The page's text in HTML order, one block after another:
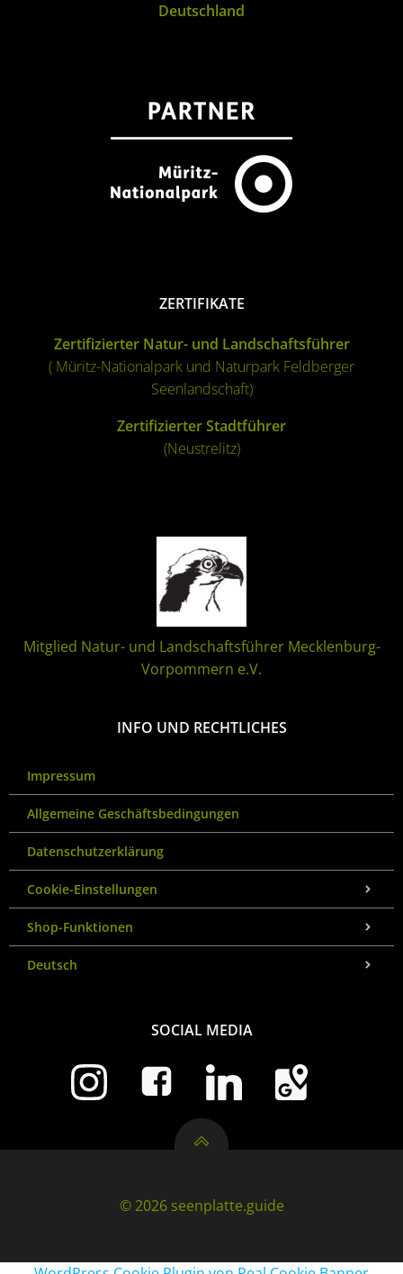
Deutschland
ZERTIFIKATE
Zertifizierter Natur- und Landschaftsführer
( Müritz-Nationalpark und Naturpark Feldberger
Seenlandschaft)
Zertifizierter Stadtführer
(Neustrelitz)
Mitglied Natur- und Landschaftsführer Mecklenburg-
Vorpommern e.V.
INFO UND RECHTLICHES
Impressum
Allgemeine Geschäftsbedingungen
Datenschutzerklärung
Cookie-Einstellungen
Shop-Funktionen
Deutsch
SOCIAL MEDIA
© 2026 seenplatte.guide